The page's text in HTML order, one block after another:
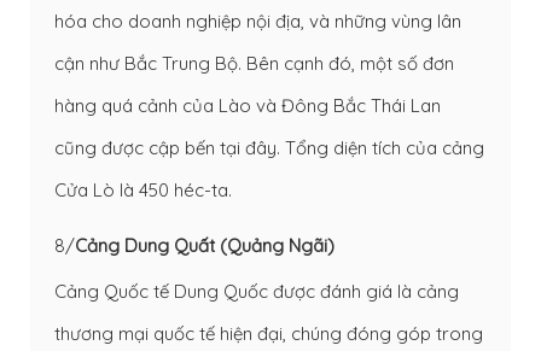
hóa cho doanh nghiệp nội địa, và những vùng lân
cận như Bắc Trung Bộ. Bên cạnh đó, một số đơn
hàng quá cảnh của Lào và Đông Bắc Thái Lan
cũng được cập bến tại đây. Tổng diện tích của cảng
Cửa Lò là 450 héc-ta.
8/Cảng Dung Quất (Quảng Ngãi)
Cảng Quốc tế Dung Quốc được đánh giá là cảng
thương mại quốc tế hiện đại, chúng đóng góp trong